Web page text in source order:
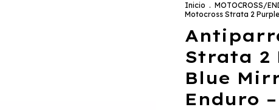
Inicio . MOTOCROSS/
Motocross Strata 2
Strata 2
Blue
Enduro